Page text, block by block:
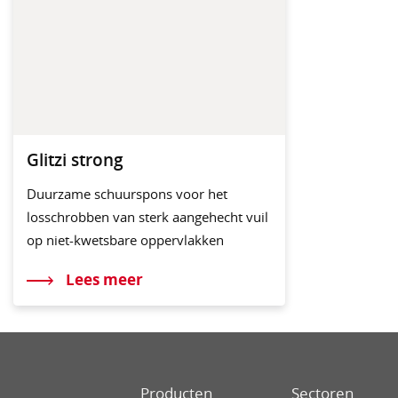
Glitzi strong
Duurzame schuurspons voor het
losschrobben van sterk aangehecht vuil
op niet-kwetsbare oppervlakken
Lees meer
Producten Sectoren